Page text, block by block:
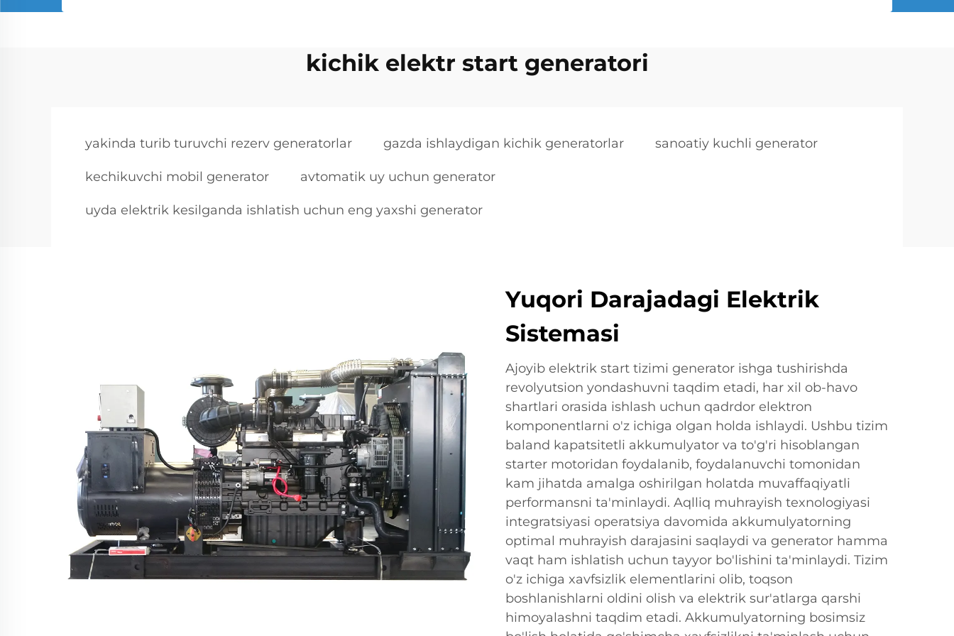
kichik elektr start generatori
yakinda turib turuvchi rezerv generatorlar gazda ishlaydigan kichik generatorlar sanoatiy kuchli generator
kechikuvchi mobil generator avtomatik uy uchun generator
uyda elektrik kesilganda ishlatish uchun eng yaxshi generator
Yuqori Darajadagi Elektrik
Sistemasi
Ajoyib elektrik start tizimi generator ishga tushirishda
revolyutsion yondashuvni taqdim etadi, har xil ob-havo
shartlari orasida ishlash uchun qadrdor elektron
komponentlarni o'z ichiga olgan holda ishlaydi. Ushbu tizim
baland kapatsitetli akkumulyator va to'g'ri hisoblangan
starter motoridan foydalanib, foydalanuvchi tomonidan
kam jihatda amalga oshirilgan holatda muvaffaqiyatli
performansni ta'minlaydi. Aqlliq muhrayish texnologiyasi
integratsiyasi operatsiya davomida akkumulyatorning
optimal muhrayish darajasini saqlaydi va generator hamma
vaqt ham ishlatish uchun tayyor bo'lishini ta'minlaydi. Tizim
o'z ichiga xavfsizlik elementlarini olib, toqson
boshlanishlarni oldini olish va elektrik sur'atlarga qarshi
himoyalashni taqdim etadi. Akkumulyatorning bosimsiz